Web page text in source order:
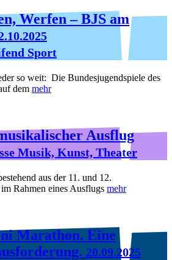
Werfen – BJS am
Sport
so weit: Die Bundesjugendspiele des
dem mehr
Ausflug
Musik, Kunst, Theater
aus der 11. und 12.
Rahmen eines Ausflugs mehr
Marathon. Eine
20.09.2025